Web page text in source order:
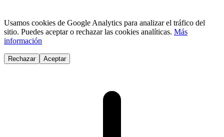
Usamos cookies de Google Analytics para analizar el tráfico del
sitio. Puedes aceptar o rechazar las cookies analíticas. Más
información
Rechazar Aceptar